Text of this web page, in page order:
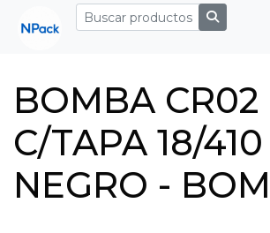
BOMBA CR02
C/TAPA 18/
NEGRO -